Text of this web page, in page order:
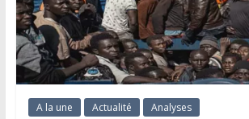
A la une Actualité Analyses